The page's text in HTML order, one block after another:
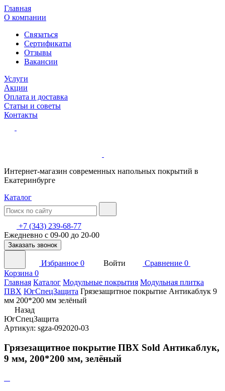
Главная
О компании
Связаться
Сертификаты
Отзывы
Вакансии
Услуги
Акции
Оплата и доставка
Статьи и советы
Контакты
Интернет-магазин современных напольных покрытий в
Екатеринбурге
Каталог
+7 (343) 239-68-77
Ежедневно с 09-00 до 20-00
Заказать звонок
Избранное 0 Войти Сравнение 0
Корзина 0
Главная Каталог Модульные покрытия Модульная плитка
ПВХ ЮгСпецЗащита Грязезащитное покрытие Антикаблук 9
мм 200*200 мм зелёный
Назад
ЮгСпецЗащита
Артикул: sgza-092020-03
Грязезащитное покрытие ПВХ Sold Антикаблук,
9 мм, 200*200 мм, зелёный